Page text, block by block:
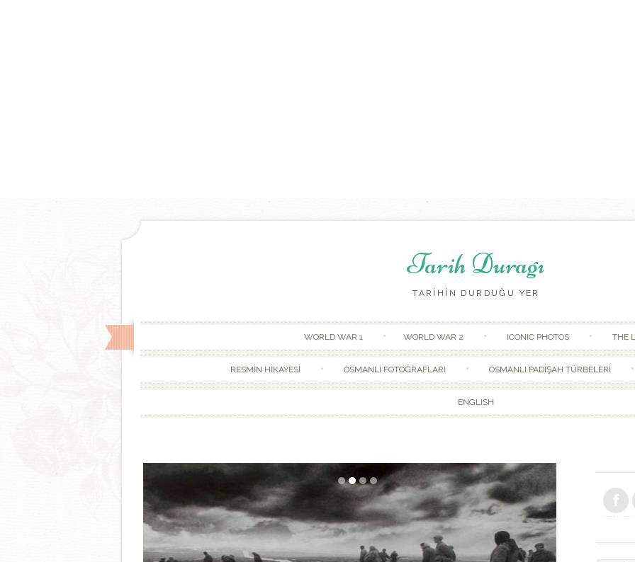
Tarih Duragı
TARİHİN DURDUĞU YER
WORLD WAR 1 WORLD WAR 2 ICONIC PHOTOS THE
RESMİN HİKAYESİ OSMANLI FOTOĞRAFLARI OSMANLI PADİŞAH TÜRBELERİ
ENGLISH